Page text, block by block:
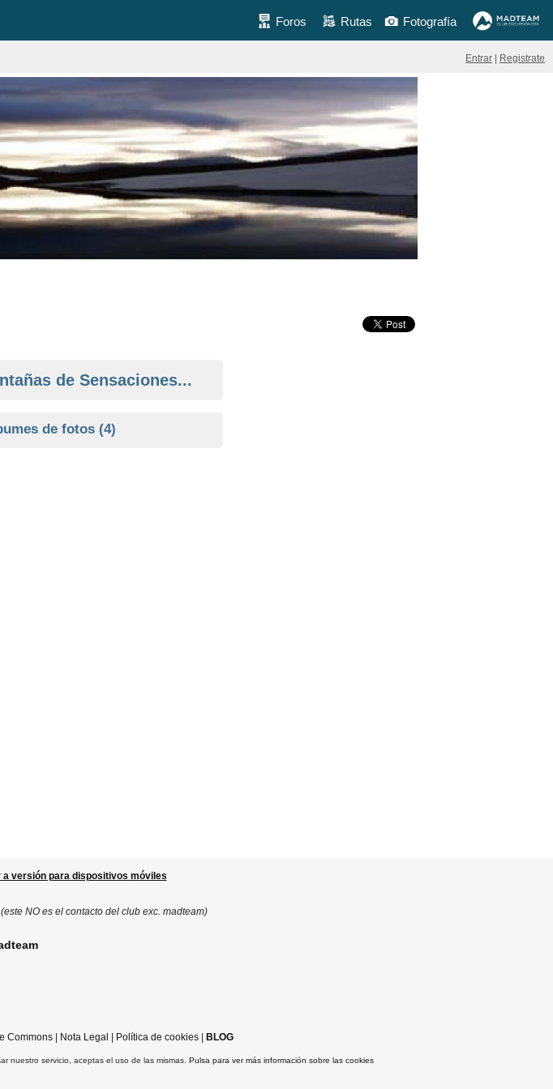
Foros Rutas Fotografía
Entrar Registrate
de Sensaciones...
de fotos (4)
a versión para dispositivos móviles
(este NO es el contacto del club exc. madteam)
Commons| Nota Legal Política de cookies| BLOG
nuestro servicio, aceptas el uso de las mismas. Pulsa para ver más información sobre las cookies